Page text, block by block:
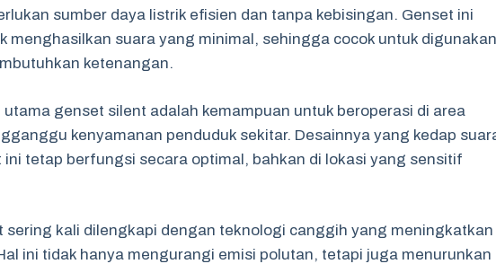
sumber daya listrik efisien dan tanpa kebisingan. Genset ini
menghasilkan suara yang minimal, sehingga cocok untuk digunakan
ketenangan.
genset silent adalah kemampuan untuk beroperasi di area
kenyamanan penduduk sekitar. Desainnya yang kedap
tetap berfungsi secara optimal, bahkan di lokasi yang sensitif
sering kali dilengkapi dengan teknologi canggih yang meningkatkan
ini tidak hanya mengurangi emisi polutan, tetapi juga menurunkan